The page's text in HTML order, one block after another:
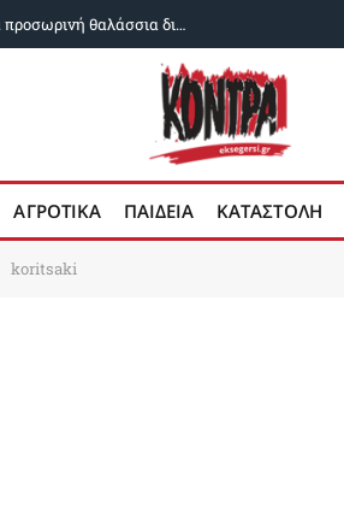
Αραγτσί: Ιράν και Ομάν κοντά σε συμφωνία για προσωρινή θαλάσσια διαδρομή στο Στενό του Ορμούζ
ΑΓΡΟΤΙΚΑ ΠΑΙΔΕΙΑ ΚΑΤΑΣΤΟΛΗ
koritsaki